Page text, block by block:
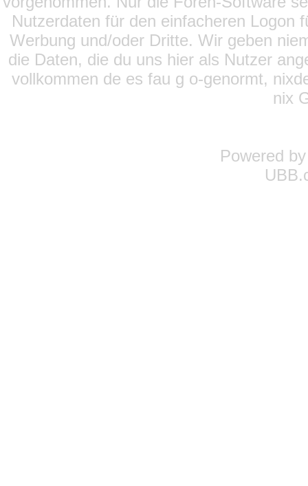
Nutzerdaten für den einfacheren Logon
Werbung und/oder Dritte. Wir geben
die Daten, die du uns hier als Nutzer
vollkommen de es fau g o-genormt,
nix
Powered